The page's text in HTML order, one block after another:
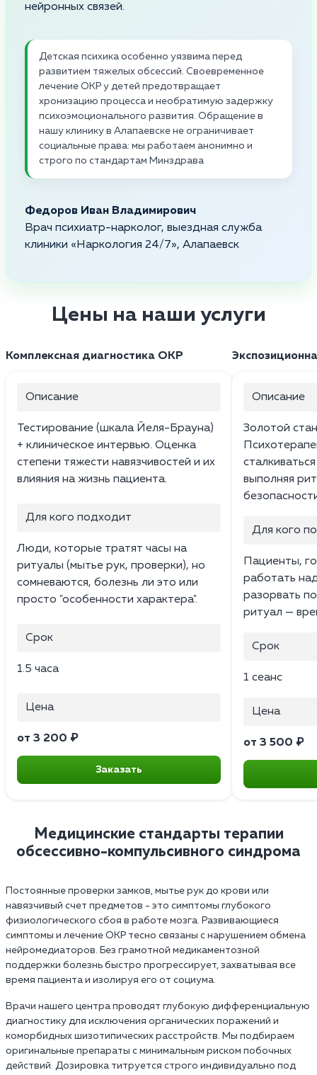
нейронных связей.
Детская психика особенно уязвима перед
развитием тяжелых обсессий. Своевременное
лечение ОКР у детей предотвращает
хронизацию процесса и необратимую задержку
психоэмоционального развития. Обращение в
нашу клинику в Алапаевске не ограничивает
социальные права: мы работаем анонимно и
строго по стандартам Минздрава
Федоров Иван Владимирович
Врач психиатр-нарколог, выездная служба
клиники «Наркология 24/7», Алапаевск
Цены на наши услуги
Комплексная диагностика ОКР
Описание
Тестирование (шкала Йеля-Брауна)
+ клиническое интервью. Оценка
степени тяжести навязчивостей и их
влияния на жизнь пациента.
Для кого подходит
Люди, которые тратят часы на
ритуалы (мытье рук, проверки), но
сомневаются, болезнь ли это или
просто "особенности характера".
Срок
1.5 часа
Цена
от 3 200 ₽
Заказать
Описание
Золотой
выполняя
Для кого
Пациенты,
работать
разорвать
ритуал —
Срок
1 сеанс
Цена
от 3 500 ₽
Медицинские стандарты терапии
обсессивно-компульсивного синдрома
Постоянные проверки замков, мытье рук до крови или
навязчивый счет предметов - это симптомы глубокого
физиологического сбоя в работе мозга. Развивающиеся
симптомы и лечение ОКР тесно связаны с нарушением обмена
нейромедиаторов. Без грамотной медикаментозной
поддержки болезнь быстро прогрессирует, захватывая все
время пациента и изолируя его от социума.
Врачи нашего центра проводят глубокую дифференциальную
диагностику для исключения органических поражений и
коморбидных шизотипических расстройств. Мы подбираем
оригинальные препараты с минимальным риском побочных
действий. Дозировка титруется строго индивидуально под